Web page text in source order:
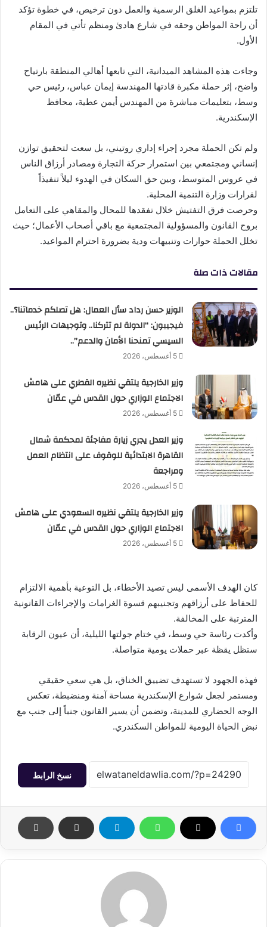
تلتزم بمواعيد الغلق الرسمية والعمل دون ترخيص، في خطوة تؤكد
أن راحة المواطن وحقه في شارع هادئ ومنظم تأتي في المقام
الأول.
وجاءت هذه المشاهد الميدانية، التي تابعها أهالي المنطقة بارتياح
واضح، إثر حملة مكبرة قادتها المهندسة إيمان عباس، رئيس حي
وسط، بتعليمات مباشرة من المهندس أيمن عطية، محافظ
الإسكندرية.
ولم تكن الحملة مجرد إجراء إداري روتيني، بل سعت لتحقيق توازن
إنساني ومجتمعي بين استمرار حركة التجارة ومصادر أرزاق الناس
في عروس المتوسط، وبين حق السكان في الهدوء ليلاً تنفيذاً
لقرارات وزارة التنمية المحلية.
وحرصت فرق التفتيش خلال تفقدها للمحال والمقاهي على التعامل
بروح القانون والمسؤولية المجتمعية مع باقي أصحاب الأعمال؛ حيث
تخلل الحملة حوارات وتنبيهات ودية بضرورة احترام المواعيد.
مقالات ذات صلة
الوزير حسن رداد سأل العمال: هل تصلكم خدماتنا؟..
فيجيبون: “الدولة لم تتركنا.. وتوجيهات الرئيس
السيسي تمنحنا الأمان والدعم”..
5 أغسطس، 2026
وزير الخارجية يلتقي نظيره القطري على هامش
الاجتماع الوزاري حول القدس في عمّان
5 أغسطس، 2026
وزير العدل يجري زيارة مفاجئة لمحكمة شمال
القاهرة الابتدائية للوقوف على انتظام العمل
ومراجعة
5 أغسطس، 2026
وزير الخارجية يلتقي نظيره السعودي على هامش
الاجتماع الوزاري حول القدس في عمّان
5 أغسطس، 2026
كان الهدف الأسمى ليس تصيد الأخطاء، بل التوعية بأهمية الالتزام
للحفاظ على أرزاقهم وتجنيبهم قسوة الغرامات والإجراءات القانونية
المترتبة على المخالفة.
وأكدت رئاسة حي وسط، في ختام جولتها الليلية، أن عيون الرقابة
ستظل يقظة عبر حملات يومية متواصلة.
فهذه الجهود لا تستهدف تضييق الخناق، بل هي سعي حقيقي
ومستمر لجعل شوارع الإسكندرية مساحة آمنة ومنضبطة، تعكس
الوجه الحضاري للمدينة، وتضمن أن يسير القانون جنباً إلى جنب مع
نبض الحياة اليومية للمواطن السكندري.
نسخ الرابط